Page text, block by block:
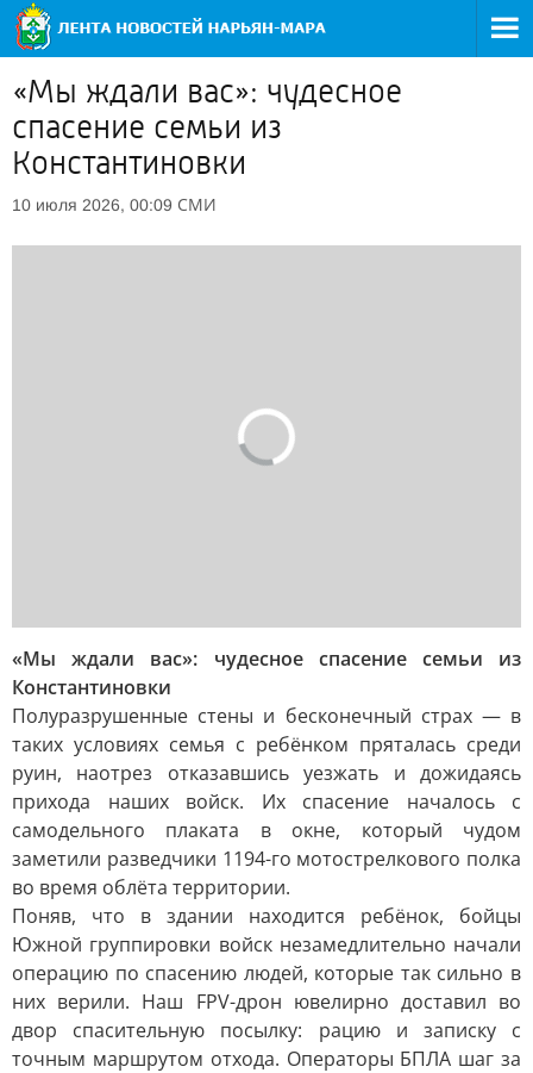
«Мы ждали вас»: чудесное
спасение семьи из
Константиновки
10 июля 2026, 00:09 СМИ
«Мы ждали вас»: чудесное спасение семьи из
Константиновки
Полуразрушенные стены и бесконечный страх — в
таких условиях семья с ребёнком пряталась среди
руин, наотрез отказавшись уезжать и дожидаясь
прихода наших войск. Их спасение началось с
самодельного плаката в окне, который чудом
заметили разведчики 1194-го мотострелкового полка
во время облёта территории.
Поняв, что в здании находится ребёнок, бойцы
Южной группировки войск незамедлительно начали
операцию по спасению людей, которые так сильно в
них верили. Наш FPV-дрон ювелирно доставил во
двор спасительную посылку: рацию и записку с
точным маршрутом отхода. Операторы БПЛА шаг за